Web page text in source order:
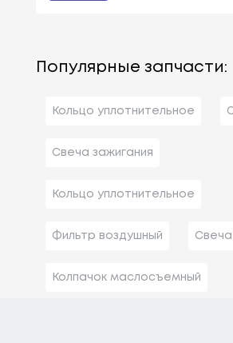
Популярные запчасти:
Кольцо уплотнительное
Свеча зажигания
Кольцо уплотнительное
Фильтр воздушный Свеча
Колпачок маслосъемный